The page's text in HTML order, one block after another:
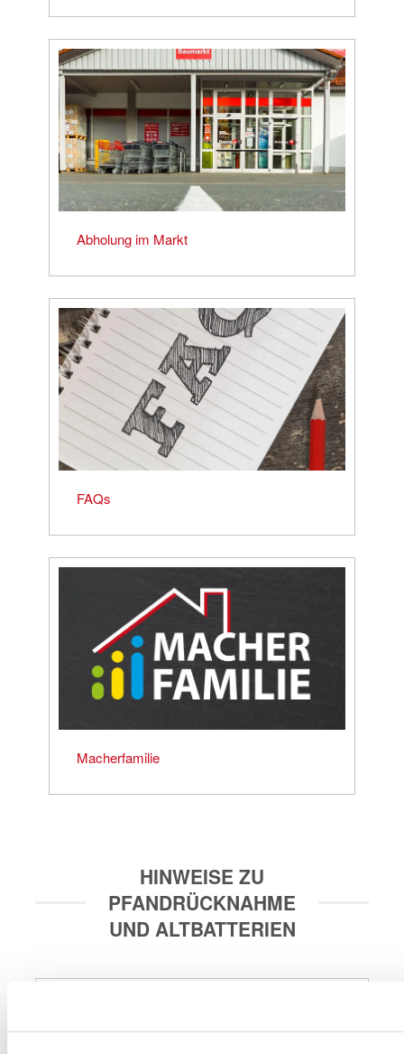
Abholung im Markt
FAQs
Macherfamilie
HINWEISE ZU
PFANDRÜCKNAHME
UND ALTBATTERIEN